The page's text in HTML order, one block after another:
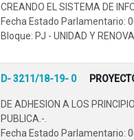
CREANDO EL SISTEMA DE
Fecha Estado Parlamentario:
Bloque: PJ - UNIDAD Y
D- 3211/18-19- 0
DE ADHESION A LOS
PUBLICA.-.
Fecha Estado Parlamentario: